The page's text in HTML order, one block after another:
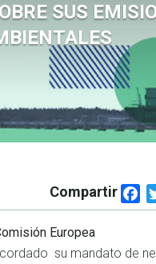
SUS
Compartir
Europea
su mandato de